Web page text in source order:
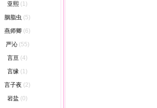
亚熙 (1)
胭脂虫 (5)
燕师卿 (6)
严沁 (55)
言亘 (4)
言缘 (1)
言子夜 (2)
岩盐 (0)